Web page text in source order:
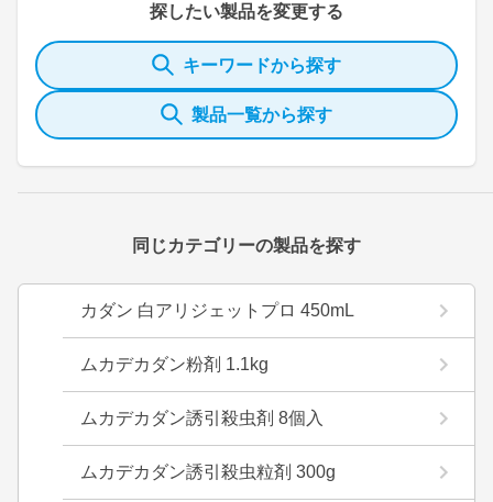
探したい製品を変更する
キーワードから探す
製品一覧から探す
同じカテゴリーの製品を探す
カダン 白アリジェットプロ 450mL
ムカデカダン粉剤 1.1kg
ムカデカダン誘引殺虫剤 8個入
ムカデカダン誘引殺虫粒剤 300g